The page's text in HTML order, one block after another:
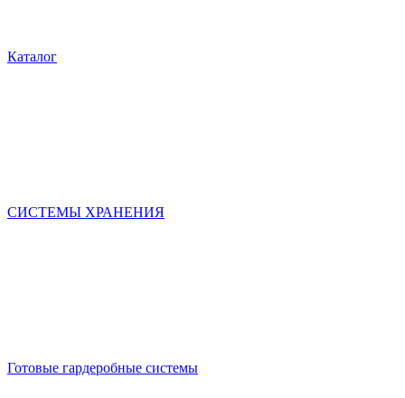
Каталог
СИСТЕМЫ ХРАНЕНИЯ
Готовые гардеробные системы